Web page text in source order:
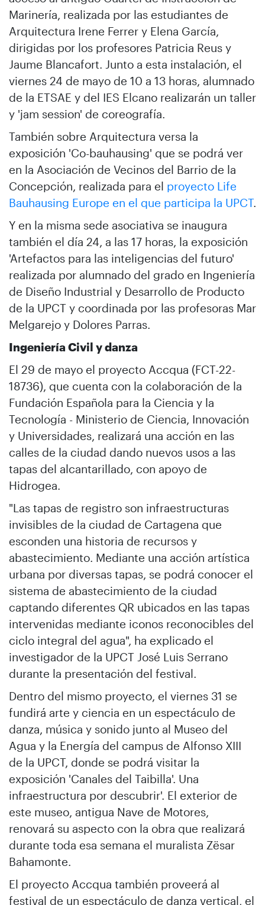
Marinería, realizada por las estudiantes de
Arquitectura Irene Ferrer y Elena García,
dirigidas por los profesores Patricia Reus y
Jaume Blancafort. Junto a esta instalación, el
viernes 24 de mayo de 10 a 13 horas, alumnado
de la ETSAE y del IES Elcano realizarán un taller
y 'jam session' de coreografía.
También sobre Arquitectura versa la
exposición 'Co-bauhausing' que se podrá ver
en la Asociación de Vecinos del Barrio de la
Concepción, realizada para el proyecto Life
Bauhausing Europe en el que participa la UPCT.
Y en la misma sede asociativa se inaugura
también el día 24, a las 17 horas, la exposición
'Artefactos para las inteligencias del futuro'
realizada por alumnado del grado en Ingeniería
de Diseño Industrial y Desarrollo de Producto
de la UPCT y coordinada por las profesoras Mar
Melgarejo y Dolores Parras.
Ingeniería Civil y danza
El 29 de mayo el proyecto Accqua (FCT-22-
18736), que cuenta con la colaboración de la
Fundación Española para la Ciencia y la
Tecnología - Ministerio de Ciencia, Innovación
y Universidades, realizará una acción en las
calles de la ciudad dando nuevos usos a las
tapas del alcantarillado, con apoyo de
Hidrogea.
"Las tapas de registro son infraestructuras
invisibles de la ciudad de Cartagena que
esconden una historia de recursos y
abastecimiento. Mediante una acción artística
urbana por diversas tapas, se podrá conocer el
sistema de abastecimiento de la ciudad
captando diferentes QR ubicados en las tapas
intervenidas mediante iconos reconocibles del
ciclo integral del agua", ha explicado el
investigador de la UPCT José Luis Serrano
durante la presentación del festival.
Dentro del mismo proyecto, el viernes 31 se
fundirá arte y ciencia en un espectáculo de
danza, música y sonido junto al Museo del
Agua y la Energía del campus de Alfonso XIII
de la UPCT, donde se podrá visitar la
exposición 'Canales del Taibilla'. Una
infraestructura por descubrir'. El exterior de
este museo, antigua Nave de Motores,
renovará su aspecto con la obra que realizará
durante toda esa semana el muralista Zësar
Bahamonte.
El proyecto Accqua también proveerá al
festival de un espectáculo de danza vertical, el